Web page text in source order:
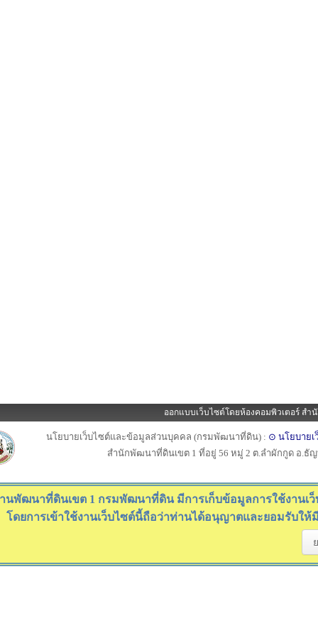
ออกแบบเว็บไซต์โดยห้องคอมพิวเตอร์ ส
นโยบายเว็บไซต์และข้อมูลส่วนบุคคล (กรมพัฒนาที่ดิน) : ⊙ นโยบายเ
สำนักพัฒนาที่ดินเขต 1 ที่อยู่ 56 หมู่ 2 ต.ลำผักกูด อ.ธั
นพัฒนาที่ดินเขต 1 กรมพัฒนาที่ดิน มีการเก็บข้อมูลการใช้งานเ
โดยการเข้าใช้งานเว็บไซต์นี้ถือว่าท่านได้อนุญาตและยอมรับ